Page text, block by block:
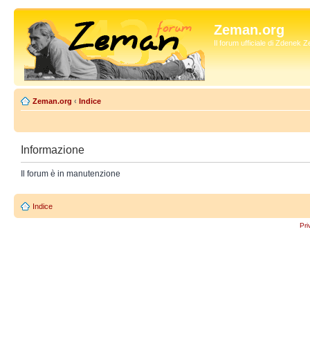
Zeman.org
Il forum ufficiale di Zdenek
Zeman.org ‹ Indice
Informazione
Il forum è in manutenzione
Indice